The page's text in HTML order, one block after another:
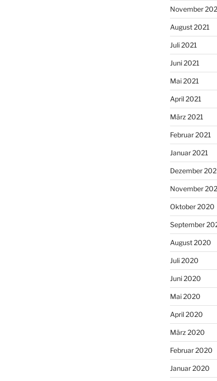
November
August 2021
Juli 2021
Juni 2021
Mai 2021
April 2021
März 2021
Februar 2021
Januar 2021
Dezember
November
Oktober 2020
September
August 2020
Juli 2020
Juni 2020
Mai 2020
April 2020
März 2020
Februar 2020
Januar 2020